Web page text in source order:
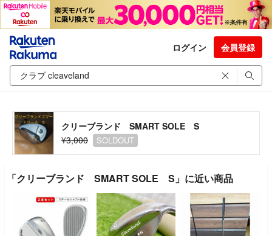
ログイン 会員登録
クリーブランド SMART SOLE S
¥3,000
SOLDOUT
「クリーブランド SMART SOLE S」に近い商品